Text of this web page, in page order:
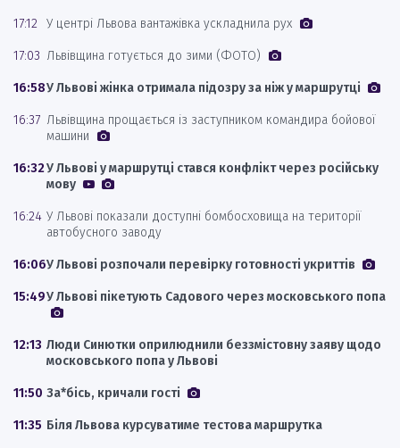
17:12 У центрі Львова вантажівка ускладнила рух
17:03 Львівщина готується до зими (ФОТО)
16:58У Львові жінка отримала підозру за ніж у маршрутці
16:37 Львівщина прощається із заступником командира бойової
машини
16:32У Львові у маршрутці стався конфлікт через російську
мову
16:24 У Львові показали доступні бомбосховища на території
автобусного заводу
16:06У Львові розпочали перевірку готовності укриттів
15:49У Львові пікетують Садового через московського попа
12:13 Люди Синютки оприлюднили беззмістовну заяву щодо
московського попа у Львові
11:50 За*бісь, кричали гості
11:35 Біля Львова курсуватиме тестова маршрутка